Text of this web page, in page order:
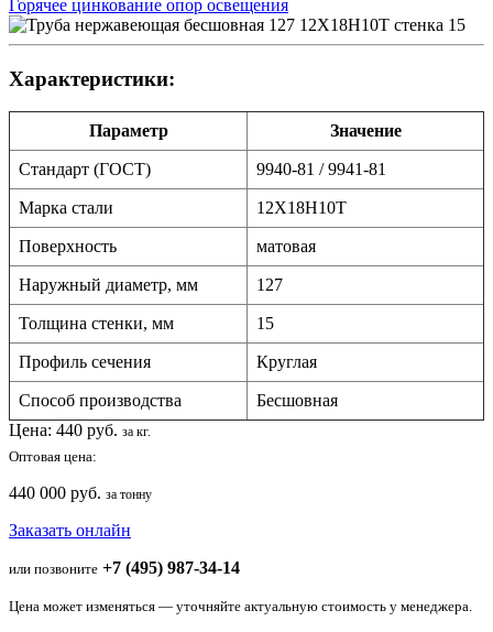
Горячее цинкование опор освещения
Характеристики:
Параметр Значение
Стандарт (ГОСТ) 9940-81 / 9941-81
Марка стали 12Х18Н10Т
Поверхность матовая
Наружный диаметр, мм 127
Толщина стенки, мм 15
Профиль сечения Круглая
Способ производства
Бесшовная
Цена: 440 руб. за кг.
Оптовая цена:
440 000 руб. за тонну
Заказать онлайн
или позвоните +7 (495) 987-34-14
Цена может изменяться — уточняйте актуальную стоимость у менеджера.